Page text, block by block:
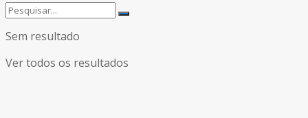
Sem resultado
Ver todos os resultados